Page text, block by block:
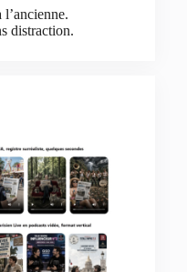
l’ancienne.
distraction.